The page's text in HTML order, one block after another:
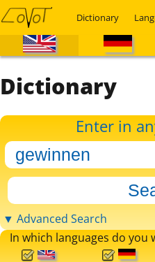
Dictionary
Dictionary
Enter in
▼ Advanced Search
In which languages do